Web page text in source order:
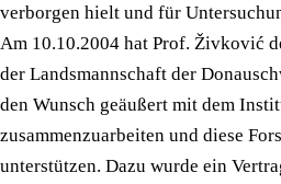
verborgen hielt und für
Am 10.10.2004 hat Prof. Živković
der Landsmannschaft der
den Wunsch geäußert mit dem
zusammenzuarbeiten und diese
unterstützen. Dazu wurde ein